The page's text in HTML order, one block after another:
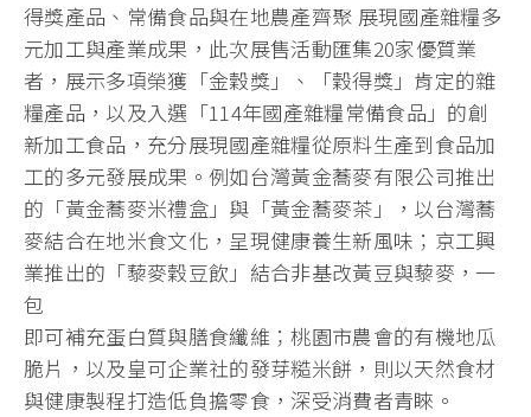
得獎產品、常備食品與在地農產齊聚 展現國產雜糧多
元加工與產業成果，此次展售活動匯集20家優質業
者，展示多項榮獲「金穀獎」、「穀得獎」肯定的雜
糧產品，以及入選「114年國產雜糧常備食品」的創
新加工食品，充分展現國產雜糧從原料生產到食品加
工的多元發展成果。例如台灣黃金蕎麥有限公司推出
的「黃金蕎麥米禮盒」與「黃金蕎麥茶」，以台灣蕎
麥結合在地米食文化，呈現健康養生新風味；京工興
業推出的「藜麥穀豆飲」結合非基改黃豆與藜麥，一
包
即可補充蛋白質與膳食纖維；桃園市農會的有機地瓜
脆片，以及皇可企業社的發芽糙米餅，則以天然食材
與健康製程打造低負擔零食，深受消費者青睞。